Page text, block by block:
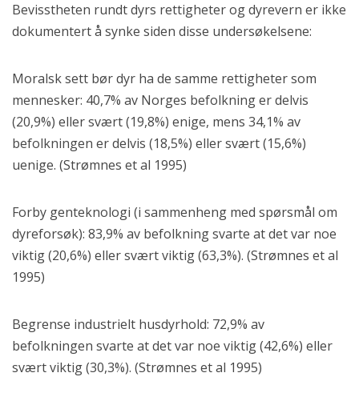
Bevisstheten rundt dyrs rettigheter og dyrevern er ikke
dokumentert å synke siden disse undersøkelsene:
Moralsk sett bør dyr ha de samme rettigheter som
mennesker: 40,7% av Norges befolkning er delvis
(20,9%) eller svært (19,8%) enige, mens 34,1% av
befolkningen er delvis (18,5%) eller svært (15,6%)
uenige. (Strømnes et al 1995)
Forby genteknologi (i sammenheng med spørsmål om
dyreforsøk): 83,9% av befolkning svarte at det var noe
viktig (20,6%) eller svært viktig (63,3%). (Strømnes et al
1995)
Begrense industrielt husdyrhold: 72,9% av
befolkningen svarte at det var noe viktig (42,6%) eller
svært viktig (30,3%). (Strømnes et al 1995)